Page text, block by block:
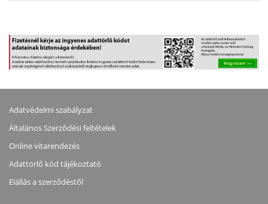
Adatvédelmi szabályzat
Általános Szerződési feltételek
Online vitarendezés
Adattörlő kód tájékoztató
Elállás a szerződéstől